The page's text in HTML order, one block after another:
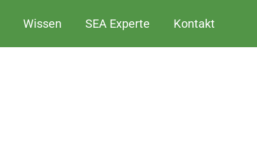
Wissen SEA Experte Kontakt